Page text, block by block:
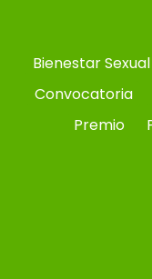
Bienestar Sexual
Convocatoria
Premio